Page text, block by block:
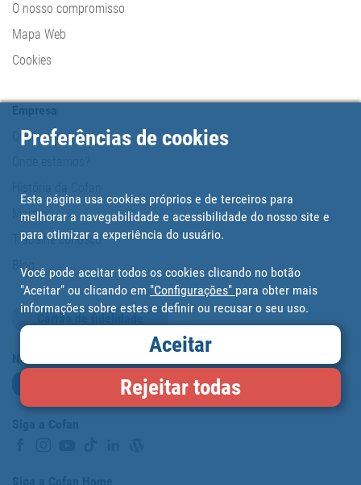
O nosso compromisso
Mapa Web
Cookies
Quem somos?
Marcas
Trabalhe conosco
Blog
Cartão de fidelidade
Newsletter
Preferências de cookies
Esta página usa cookies próprios e de terceiros para
melhorar a navegabilidade e acessibilidade do nosso site e
para otimizar a experiência do usuário.
Você pode aceitar todos os cookies clicando no botão
"Aceitar" ou clicando em "Configurações" para obter mais
informações sobre estes e definir ou recusar o seu uso.
Aceitar
Rejeitar todas